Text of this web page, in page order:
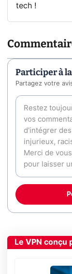
tech !
Participer à
Partagez votre
Le VPN conçu